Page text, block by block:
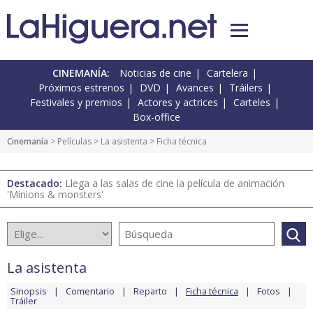
CINEMANÍA: Noticias de cine
Cartelera
Próximos estrenos
DVD Avances
Tráilers
Festivales y premios
Actores y actrices
Carteles
Box-office
Cinemanía > Películas > La asistenta > Ficha técnica
Destacado: Llega a las salas de cine la película de animación
'Minions & monsters'
La asistenta
Sinopsis Comentario Reparto Ficha técnica Fotos
Tráiler